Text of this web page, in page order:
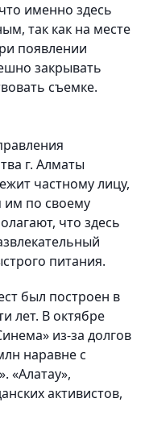
именно здесь
так как на месте
появлении
закрывать
съемке.
г. Алматы
частному лицу,
им по своему
что здесь
питания.
был построен в
лет. В октябре
из-за долгов
наравне с
«Алатау»,
активистов,